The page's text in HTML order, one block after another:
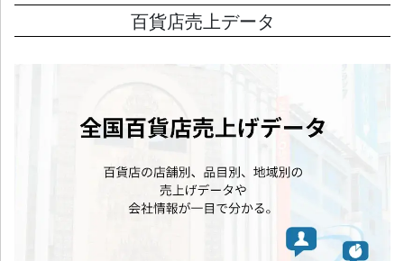
百貨店売上データ